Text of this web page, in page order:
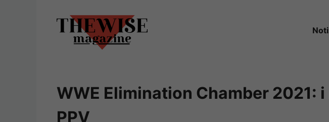
WWE Elimination Chamber 2021:
PPV